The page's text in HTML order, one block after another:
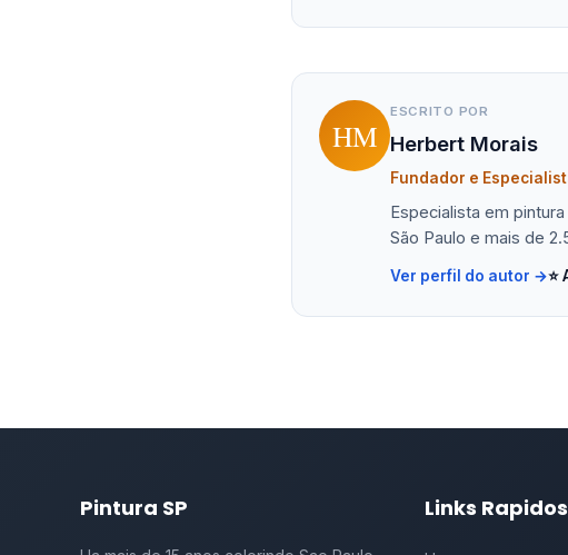
HM
ESCRITO POR
Herbert Morais
Fundador e
Especialista em
São Paulo e mais de
Ver perfil do autor →⭐
Pintura SP Links Rapidos